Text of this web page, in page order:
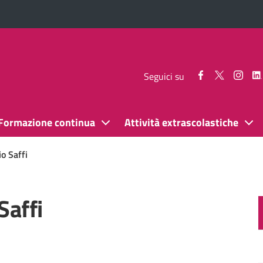
Seguici su
Seguici Seguici
continua Attività extrascolastiche
Saffi